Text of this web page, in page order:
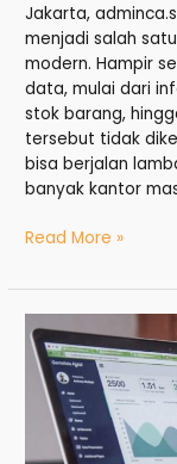
Jakarta,
menjadi salah
modern. Hampir
data, mulai dari
stok barang,
tersebut tidak
bisa berjalan
banyak kantor
Read More »
Database
Kantor:
Fondasi
Digital
Pengelolaan
Data